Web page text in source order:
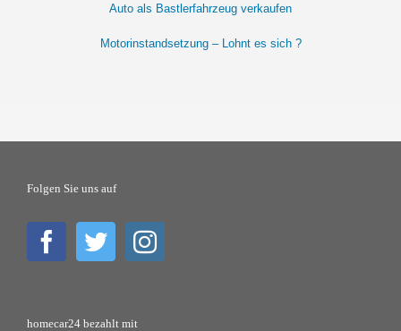
Auto als Bastlerfahrzeug verkaufen
Motorinstandsetzung – Lohnt es sich ?
Folgen Sie uns auf
homecar24 bezahlt mit